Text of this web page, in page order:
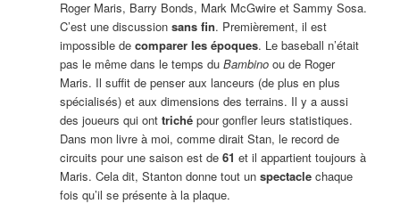
Roger Maris, Barry Bonds, Mark McGwire et Sammy Sosa.
C’est une discussion sans fin. Premièrement, il est
impossible de comparer les époques. Le baseball n’était
pas le même dans le temps du Bambinoou de Roger
Maris. Il suffit de penser aux lanceurs (de plus en plus
spécialisés) et aux dimensions des terrains. Il y a aussi
des joueurs qui ont trichépour gonfler leurs statistiques.
Dans mon livre à moi, comme dirait Stan, le record de
circuits pour une saison est de 61 et il appartient toujours à
Maris. Cela dit, Stanton donne tout un spectacle chaque
fois qu’il se présente à la plaque.